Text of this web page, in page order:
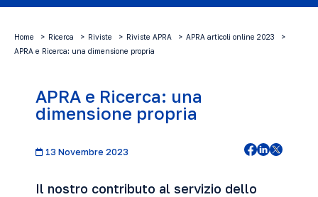
Home Ricerca Riviste Riviste APRA
APRA articoli online 2023
APRA e Ricerca: una dimensione propria
APRA e Ricerca: una
dimensione propria
13 Novembre 2023
Il nostro contributo al servizio dello